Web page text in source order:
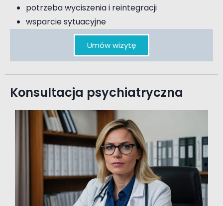
potrzeba wyciszenia i reintegracji
wsparcie sytuacyjne
Umów wizytę
Konsultacja psychiatryczna